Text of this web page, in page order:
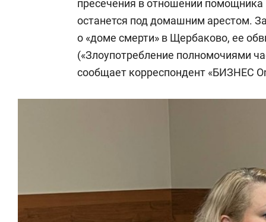
пресечения в отношении помощника
останется под домашним арестом.
о «доме смерти» в Щербаково, ее
(«Злоупотребление полномочиями
сообщает корреспондент «БИЗНЕС
Как ГК «МИР ГРУПП» и ВТБ
создают оазис жилого
комфорта под Казанью
150 камер
ID вместо